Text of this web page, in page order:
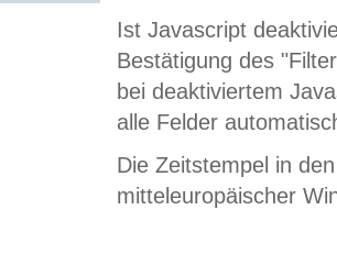
Ist Javascript
Bestätigung des
bei deaktiviertem
alle Felder
Die Zeitstempel in
mitteleuropäischer